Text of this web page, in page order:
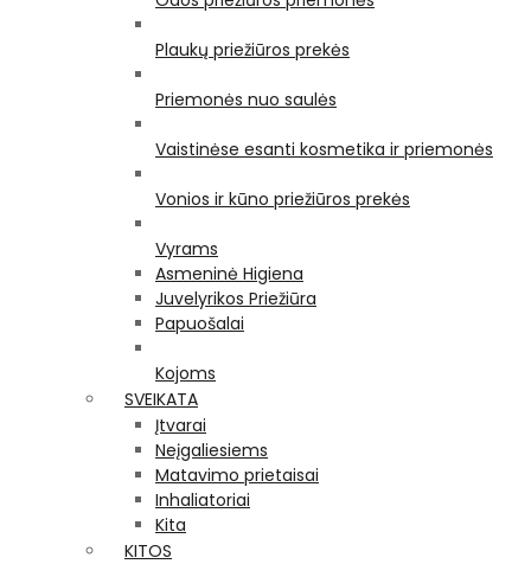
Plaukų priežiūros prekės
Priemonės nuo saulės
Vaistinėse esanti kosmetika ir priemonės
Vonios ir kūno priežiūros prekės
Vyrams
Asmeninė Higiena
Juvelyrikos Priežiūra
Papuošalai
Kojoms
SVEIKATA
Įtvarai
Neįgaliesiems
Matavimo prietaisai
Inhaliatoriai
Kita
KITOS